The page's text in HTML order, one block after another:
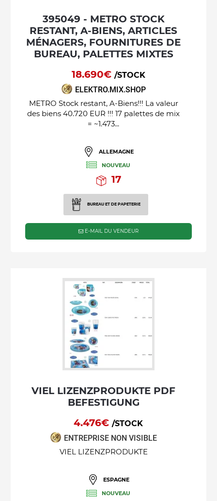
395049 - METRO STOCK
RESTANT, A-BIENS, ARTICLES
MÉNAGERS, FOURNITURES DE
BUREAU, PALETTES MIXTES
18.690€ /STOCK
ELEKTRO.MIX.SHOP
METRO Stock restant, A-Biens!!! La valeur
des biens 40.720 EUR !!! 17 palettes de mix
= ~1.473...
ALLEMAGNE
NOUVEAU
17
BUREAU ET DE PAPETERIE
E-MAIL DU VENDEUR
VIEL LIZENZPRODUKTE PDF
BEFESTIGUNG
4.476€/STOCK
ENTREPRISE NON VISIBLE
VIEL LIZENZPRODUKTE
ESPAGNE
NOUVEAU